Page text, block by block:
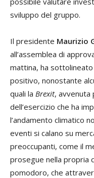
sviluppo del gruppo.
Il presidente Maurizio
all’assemblea di
mattina, ha
positivo, nonostante
quali la Brexit, avvenuta
dell’esercizio che ha
l’andamento climatico
eventi si calano su
preoccupanti, come il
prosegue nella propria
pomodoro, che